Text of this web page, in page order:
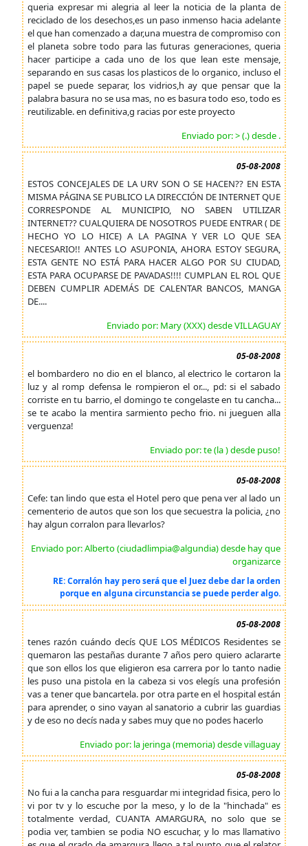
queria expresar mi alegria al leer la noticia de la planta de
reciclado de los desechos,es un paso inmenso hacia adelante
el que han comenzado a dar,una muestra de compromiso con
el planeta sobre todo para las futuras generaciones, queria
hacer participe a cada uno de los que lean este mensaje,
separando en sus casas los plasticos de lo organico, incluso el
papel se puede separar, los vidrios,h ay que pensar que la
palabra basura no se usa mas, no es basura todo eso, todo es
reutilizable. en definitiva,g racias por este proyecto
Enviado por: > (.) desde .
05-08-2008
ESTOS CONCEJALES DE LA URV SON O SE HACEN?? EN ESTA
MISMA PÁGINA SE PUBLICO LA DIRECCIÓN DE INTERNET QUE
CORRESPONDE AL MUNICIPIO, NO SABEN UTILIZAR
INTERNET?? CUALQUIERA DE NOSOTROS PUEDE ENTRAR ( DE
HECHO YO LO HICE) A LA PAGINA Y VER LO QUE SEA
NECESARIO!! ANTES LO ASUPONIA, AHORA ESTOY SEGURA,
ESTA GENTE NO ESTÁ PARA HACER ALGO POR SU CIUDAD,
ESTA PARA OCUPARSE DE PAVADAS!!!! CUMPLAN EL ROL QUE
DEBEN CUMPLIR ADEMÁS DE CALENTAR BANCOS, MANGA
DE....
Enviado por: Mary (XXX) desde VILLAGUAY
05-08-2008
el bombardero no dio en el blanco, al electrico le cortaron la
luz y al romp defensa le rompieron el or..., pd: si el sabado
corriste en tu barrio, el domingo te congelaste en tu cancha...
se te acabo la mentira sarmiento pecho frio. ni jueguen alla
verguenza!
Enviado por: te (la ) desde puso!
05-08-2008
Cefe: tan lindo que esta el Hotel pero que pena ver al lado un
cementerio de autos que son los que secuestra la policia, ¿no
hay algun corralon para llevarlos?
Enviado por: Alberto (ciudadlimpia@algundia) desde hay que
organizarce
RE: Corralón hay pero será que el Juez debe dar la orden
porque en alguna circunstancia se puede perder algo.
05-08-2008
tenes razón cuándo decís QUE LOS MÉDICOS Residentes se
quemaron las pestañas durante 7 años pero quiero aclararte
que son ellos los que eligieron esa carrera por lo tanto nadie
les puso una pistola en la cabeza si vos elegís una profesión
vas a tener que bancartela. por otra parte en el hospital están
para aprender, o sino vayan al sanatorio a cubrir las guardias
y de eso no decís nada y sabes muy que no podes hacerlo
Enviado por: la jeringa (memoria) desde villaguay
05-08-2008
No fui a la cancha para resguardar mi integridad fisica, pero lo
vi por tv y lo escuche por la meso, y lo de la "hinchada" es
totalmente verdad, CUANTA AMARGURA, no solo que se
podia ver, tambien se podia NO escuchar, y lo mas llamativo